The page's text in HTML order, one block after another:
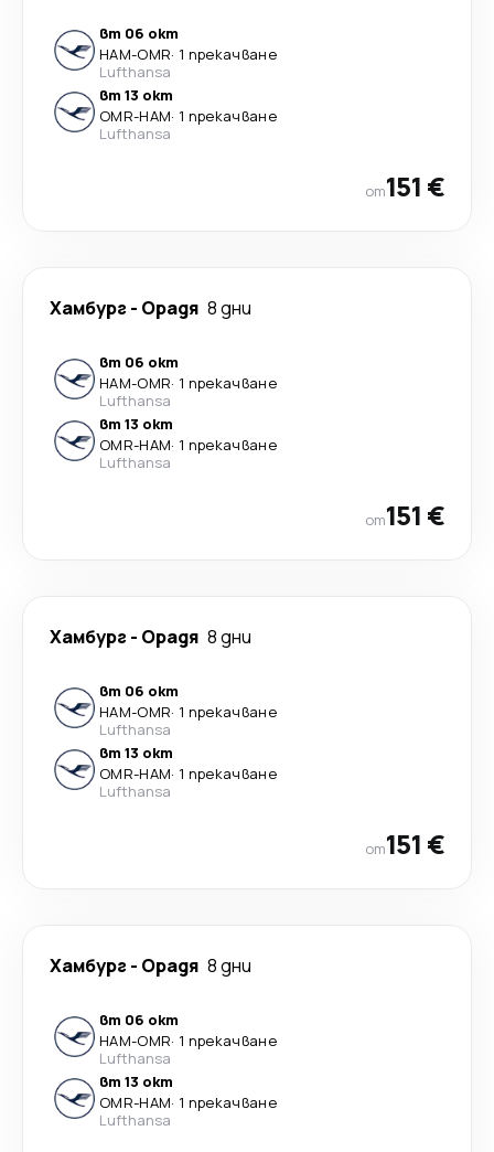
вт 06 окт
HAM-OMR· 1 прекачване
Lufthansa
вт 13 окт
OMR-HAM· 1 прекачване
Lufthansa
от151 €
Хамбург- Орадя 8 дни
вт 06 окт
HAM-OMR· 1 прекачване
Lufthansa
вт 13 окт
OMR-HAM· 1 прекачване
Lufthansa
от151 €
Хамбург- Орадя 8 дни
вт 06 окт
HAM-OMR· 1 прекачване
Lufthansa
вт 13 окт
OMR-HAM· 1 прекачване
Lufthansa
от151 €
Хамбург- Орадя 8 дни
вт 06 окт
HAM-OMR· 1 прекачване
Lufthansa
вт 13 окт
OMR-HAM· 1 прекачване
Lufthansa